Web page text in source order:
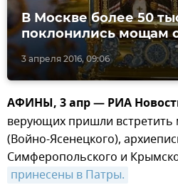
3 апреля 2016, 09:06
В Москве более 50
поклонились мощам
АФИНЫ, 3 апр — РИА
верующих пришли встретить
(Войно-Ясенецкого),
Симферопольского и
принесены в Патры.